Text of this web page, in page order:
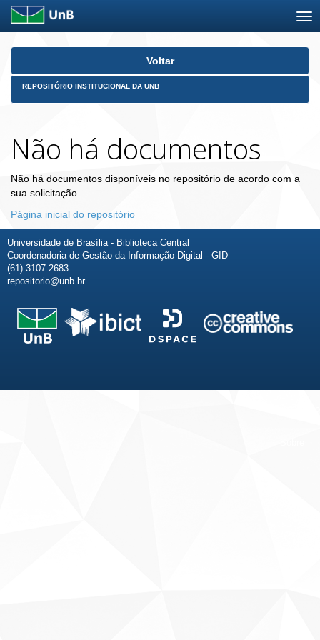
Skip
Voltar
REPOSITÓRIO INSTITUCIONAL DA UNB
Não há documentos
Não há documentos disponíveis no repositório de acordo com a
sua solicitação.
Página inicial do repositório
Universidade de Brasília - Biblioteca Central
Coordenadoria de Gestão da Informação Digital - GID
(61) 3107-2683
repositorio@unb.br